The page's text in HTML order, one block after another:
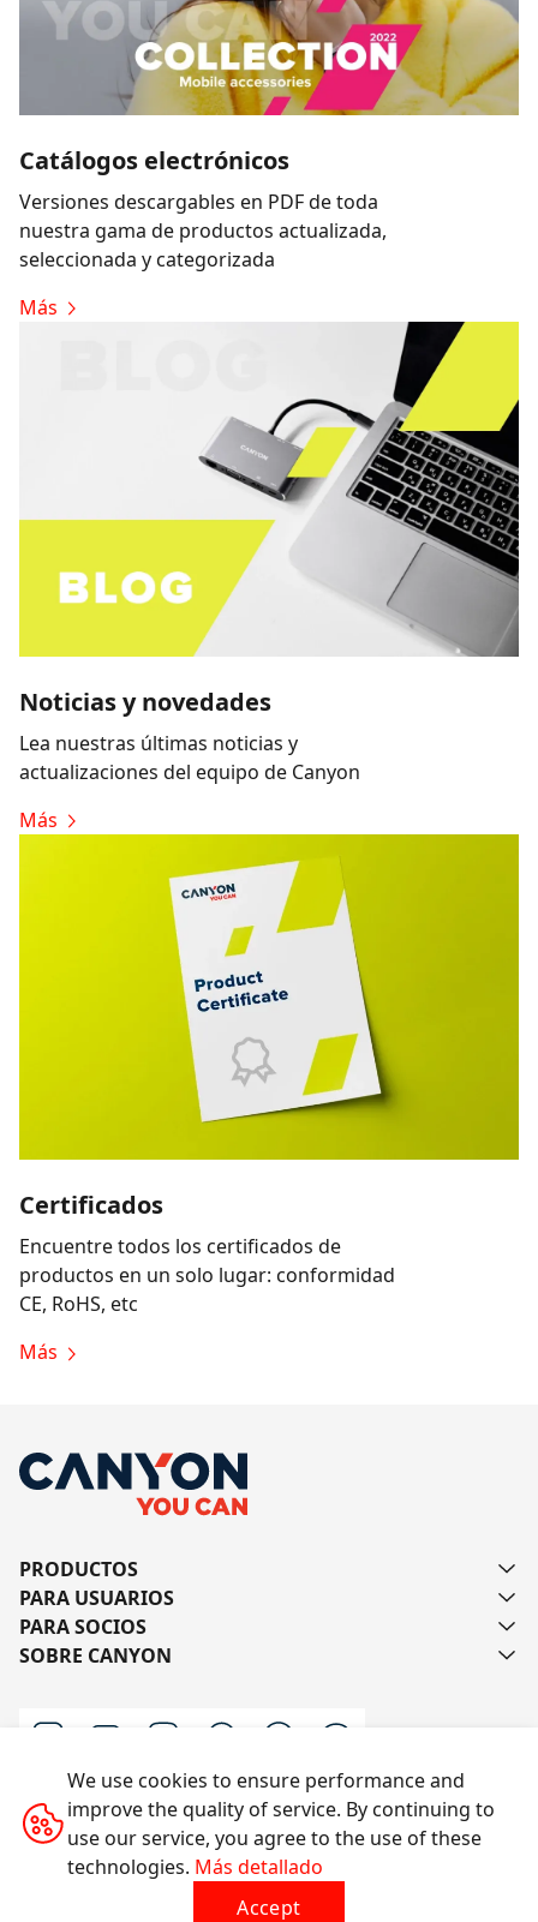
Catálogos electrónicos
Versiones descargables en PDF de toda
nuestra gama de productos actualizada,
seleccionada y categorizada
Más
Noticias y novedades
Lea nuestras últimas noticias y
actualizaciones del equipo de Canyon
Más
Certificados
Encuentre todos los certificados de
productos en un solo lugar: conformidad
CE, RoHS, etc
Más
PRODUCTOS
PARA USUARIOS
PARA SOCIOS
SOBRE CANYON
Escríbanos
Todos los derechos reservados © 2014-2026 CANYON
We use cookies to ensure performance and
improve the quality of service. By continuing to
use our service, you agree to the use of these
technologies. Más detallado
Accept